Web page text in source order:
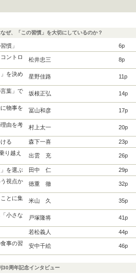
ぜ、「この習慣」を大切にしているのか？
慣」
6p
ントロ
松井忠三 8p
を決め
星野佳路 11p
葉」で
坂根正弘 14p
物事を
冨山和彦 17p
由を考
村上太一 20p
る 森下一喜
23p
り越え
出雲 充 26p
を選ぶ 田中 仁
29p
視点か
徳重 徹 32p
とに集
米山 久 35p
小さな
戸塚隆将 41p
若松義人
44p
事の習
安中千絵 46p
30周年記念インタビュー